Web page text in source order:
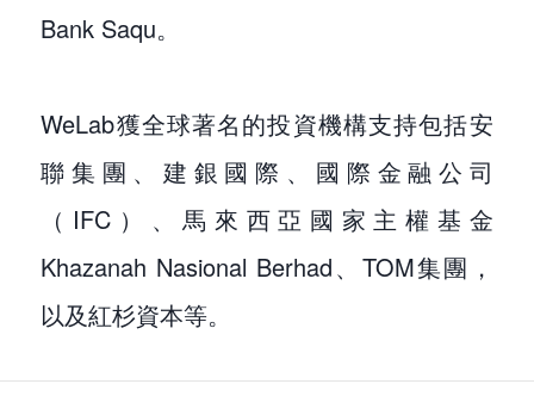
Bank Saqu。
WeLab獲全球著名的投資機構支持包括安
聯集團、建銀國際、國際金融公司
（IFC）、馬來西亞國家主權基金
Khazanah Nasional Berhad、TOM集團，
以及紅杉資本等。